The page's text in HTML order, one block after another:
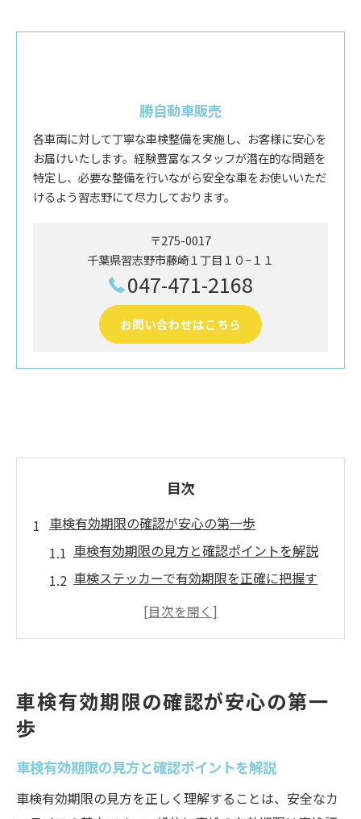
勝自動車販売
各車両に対して丁寧な車検整備を実施し、お客様に安心を
お届けいたします。経験豊富なスタッフが潜在的な問題を
特定し、必要な整備を行いながら安全な車をお使いいただ
けるよう習志野にて尽力しております。
〒275-0017
千葉県習志野市藤崎１丁目１０−１１
047-471-2168
お問い合わせはこちら
目次
車検有効期限の確認が安心の第一歩
車検有効期限の見方と確認ポイントを解説
車検ステッカーで有効期限を正確に把握す
解説
有効期限切れリスクを避ける実践策
車検有効期限切れを未然に防ぐスケジュー
ル管理法
車検有効期限の確認が安心の第一
歩
車検有効期限の見方と確認ポイントを解説
車検有効期限の見方を正しく理解することは、安全なカ